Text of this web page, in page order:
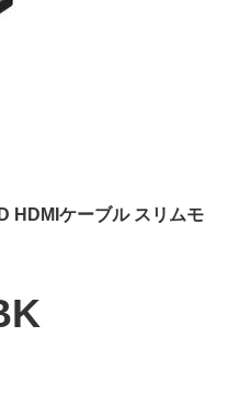
HDMIケーブル スリムモ